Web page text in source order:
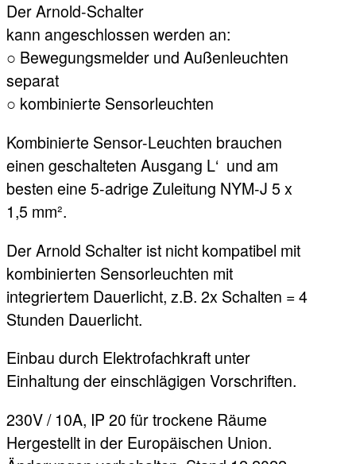
Der Arnold-Schalter
kann angeschlossen werden an:
○ Bewegungsmelder und Außenleuchten
separat
○ kombinierte Sensorleuchten
Kombinierte Sensor-Leuchten brauchen
einen geschalteten Ausgang L‘ und am
besten eine 5-adrige Zuleitung NYM-J 5 x
1,5 mm².
Der Arnold Schalter ist nicht kompatibel mit
kombinierten Sensorleuchten mit
integriertem Dauerlicht, z.B. 2x Schalten = 4
Stunden Dauerlicht.
Einbau durch Elektrofachkraft unter
Einhaltung der einschlägigen Vorschriften.
230V / 10A, IP 20 für trockene Räume
Hergestellt in der Europäischen Union.